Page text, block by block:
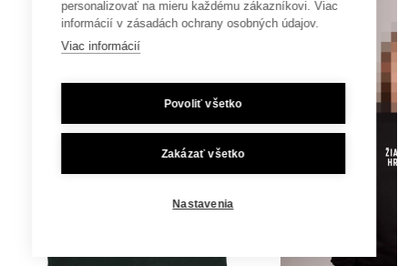
personalizovať na mieru každému zákazníkovi. Viac
informácií v zásadách ochrany osobných údajov.
Viac informácií
Povoliť všetko
Zakázať všetko
Nastavenia